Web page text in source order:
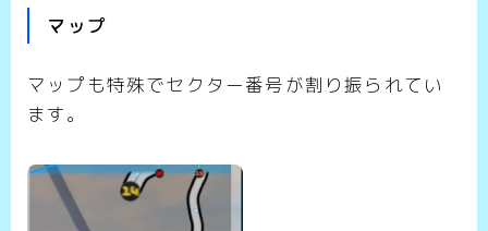
マップ
マップも特殊でセクター番号が割り振られてい
ます。